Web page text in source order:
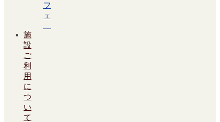
フ
ェ
施
設
ご
利
用
に
つ
い
て